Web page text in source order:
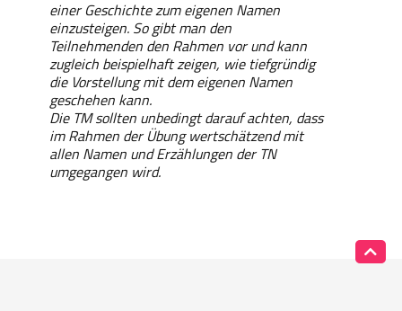
einer Geschichte zum eigenen Namen
einzusteigen. So gibt man den
Teilnehmenden den Rahmen vor und kann
zugleich beispielhaft zeigen, wie tiefgründig
die Vorstellung mit dem eigenen Namen
geschehen kann.
Die TM sollten unbedingt darauf achten, dass
im Rahmen der Übung wertschätzend mit
allen Namen und Erzählungen der TN
umgegangen wird.